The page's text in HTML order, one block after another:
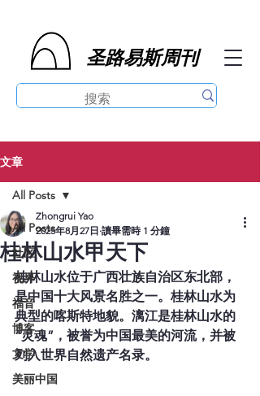
圣路易斯周刊
文章
All Posts
社区
视界
福音
博客
文学
美丽中国
All Posts
桂林山水甲天下
Zhongrui Yao
2025年8月27日 讀畢需時 1 分鐘
桂林山水位于广西壮族自治区东北部，
是中国十大风景名胜之一。桂林山水为
典型的喀斯特地貌。漓江是桂林山水的
“灵魂”，被誉为中国最美的河流，并被
列入世界自然遗产名录。